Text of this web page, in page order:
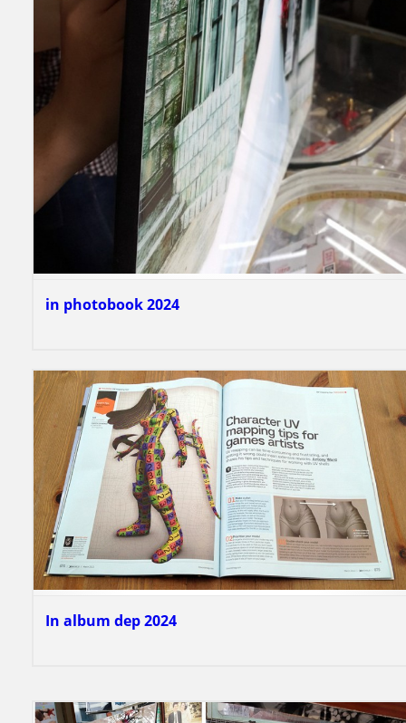
in photobook 2024
In album dep 2024